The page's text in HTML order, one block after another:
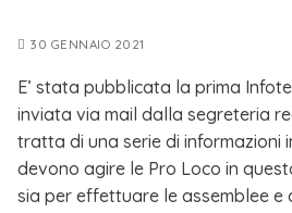
30 GENNAIO 2021
E’ stata pubblicata la prima
inviata via mail dalla segreteria
tratta di una serie di informazioni
devono agire le Pro Loco in
sia per effettuare le assemblee e